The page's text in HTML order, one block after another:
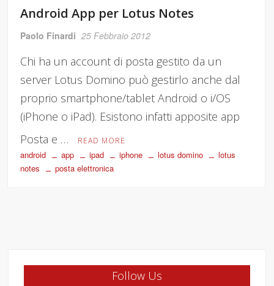
Android App per Lotus Notes
Paolo Finardi 25 Febbraio 2012
Chi ha un account di posta gestito da un
server Lotus Domino può gestirlo anche dal
proprio smartphone/tablet Android o i/OS
(iPhone o iPad). Esistono infatti apposite app
Posta e …
READ MORE
android app ipad iphone lotus domino
lotus
notes
posta elettronica
Follow Us